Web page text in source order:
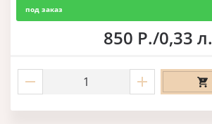
под заказ
850 Р./0,33 л.